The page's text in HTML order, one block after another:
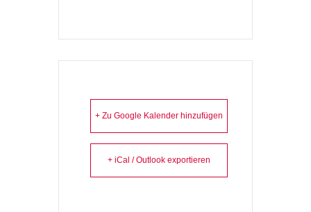
+ Zu Google Kalender hinzufügen
+ iCal / Outlook exportieren